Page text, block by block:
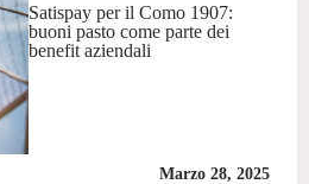
Satispay per il Como 1907:
buoni pasto come parte dei
benefit aziendali
Marzo 28, 2025